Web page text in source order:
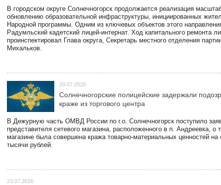
В городском округе Солнечногорск продолжается реализация
обновлению образовательной инфраструктуры, инициированных
Народной программы. Одним из ключевых объектов этого
Радумльский кадетский лицей-интернат. Ход капитального ремонта
проинспектировал Глава округа, Секретарь местного отделения
Михальков.
29.07.2026
Солнечногорские полицейские задержали
краже из торгового центра
В Дежурную часть ОМВД России по г.о. Солнечногорск поступило
представителя сетевого магазина, расположенного в п. Андреевка, о
магазине была совершена кража товарно-материальных ценностей
тысячи рублей.
23.07.2026